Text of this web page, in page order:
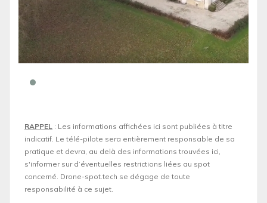
RAPPEL : Les informations affichées ici sont publiées à titre
indicatif. Le télé-pilote sera entièrement responsable de sa
pratique et devra, au delà des informations trouvées ici,
s'informer sur d’éventuelles restrictions liées au spot
concerné. Drone-spot.tech se dégage de toute
responsabilité à ce sujet.